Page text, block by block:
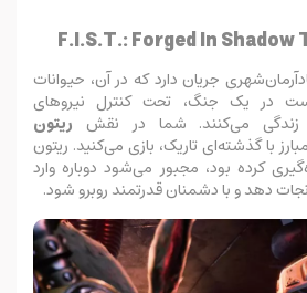
جریان دارد که در آن، حیوانات
در یک جنگ، تحت کنترل نیروهای
زندگی می‌کنند. شما در نقش ریتون
با گذشته‌ای تاریک، بازی می‌کنید. ریتون
کرده بود، مجبور می‌شود دوباره وارد
دهد و با دشمنان قدرتمند روبرو شود.